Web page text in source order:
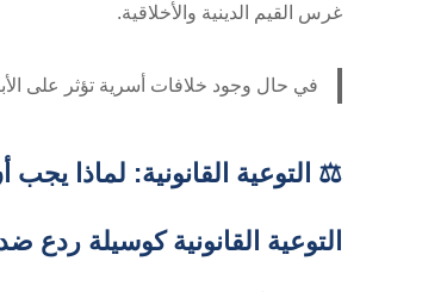
غرس القيم الدينية والأخلاقية.
في حال وجود خلافات أسرية تؤثر على
⚖️ التوعية القانونية: لماذا
التوعية القانونية كوسيلة ردع